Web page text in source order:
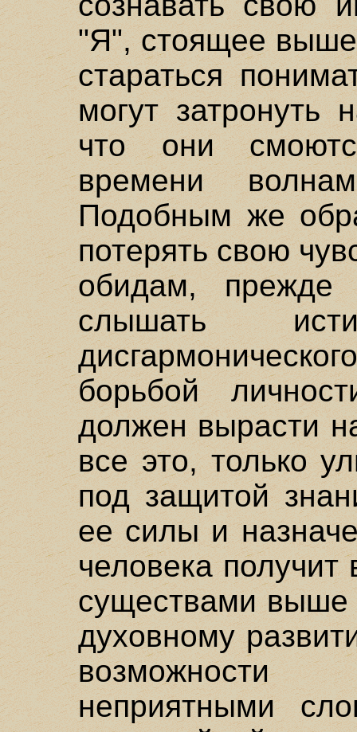
"Я", стоящее выше
стараться
могут затронуть
что они
времени
Подобным же
потерять свою
обидам,
слышать
борьбой
должен вырасти
все это, только
под защитой
ее силы и
человека получит
существами выше
духовному
возможности
неприятными